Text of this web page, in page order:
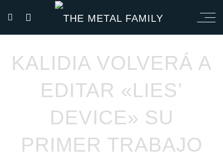
KALIDIA VOLVERÁ A
EDITAR «LIES’
DEVICE» SU
PRIMER TRABAJO